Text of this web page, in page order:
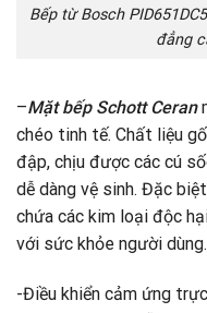
Bếp từ Bosch
đẳng
–Mặt bếp Schott Ceran
chéo tinh tế. Chất liệu
đập, chịu được các cú
dễ dàng vệ sinh. Đặc
chứa các kim loại độc
với sức khỏe người dùng.
-Điều khiển cảm ứng